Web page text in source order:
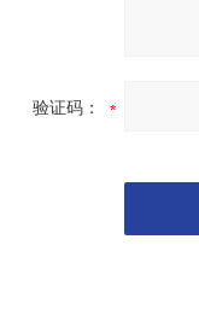
验证码：